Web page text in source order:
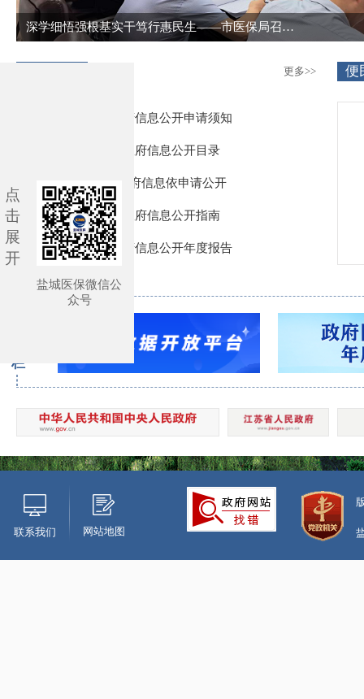
医保守护民生 热血传递大爱——市医保局联合市中心血站开展无偿献血活动
更多>>
政府信息公开申请须知
政府信息公开目录
政府信息依申请公开
政府信息公开指南
政府信息公开年度报告
便
栏
联系我们 网站地图
点
击
展
开
盐城医保微信公
众号